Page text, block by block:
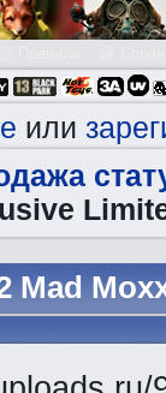
или